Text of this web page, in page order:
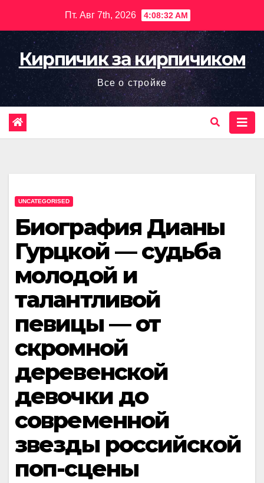
содержимому
Пт. Авг 7th, 2026 4:08:33 AM
Кирпичик за кирпичиком
Все о стройке
UNCATEGORISED
Биография Дианы
Гурцкой — судьба
молодой и
талантливой
певицы — от
скромной
деревенской
девочки до
современной
звезды российской
поп-сцены